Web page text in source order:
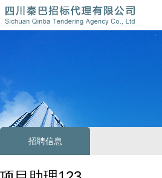
招聘信息